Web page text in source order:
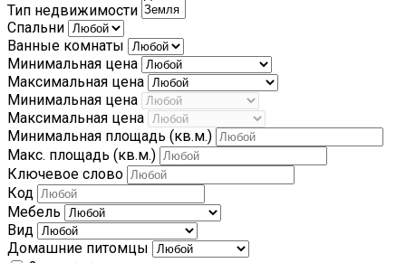
Тип недвижимости
Спальни
Ванные комнаты
Минимальная цена
Максимальная цена
Минимальная цена
Максимальная цена
Минимальная площадь (кв.м.)
Макс. площадь (кв.м.)
Ключевое слово
Код
Мебель
Вид
Домашние питомцы